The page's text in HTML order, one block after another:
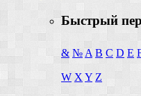
Быстрый
& № A B C D E
W X Y Z